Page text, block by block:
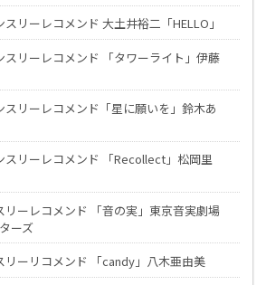
リーレコメンド 大土井裕二「HELLO」
スリーレコメンド 「タワーライト」伊藤
スリーレコメンド「星に願いを」鈴木あ
スリーレコメンド 「Recollect」松岡里
リーレコメンド 「音の実」東京音実劇場
ーズ
リーリコメンド 「candy」八木亜由美